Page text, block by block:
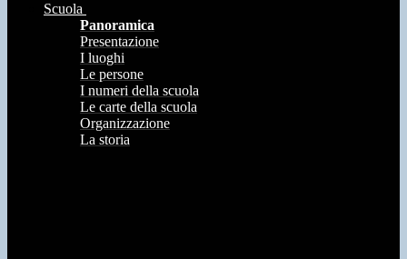
Scuola
Panoramica
Presentazione
I luoghi
Le persone
I numeri della scuola
Le carte della scuola
Organizzazione
La storia